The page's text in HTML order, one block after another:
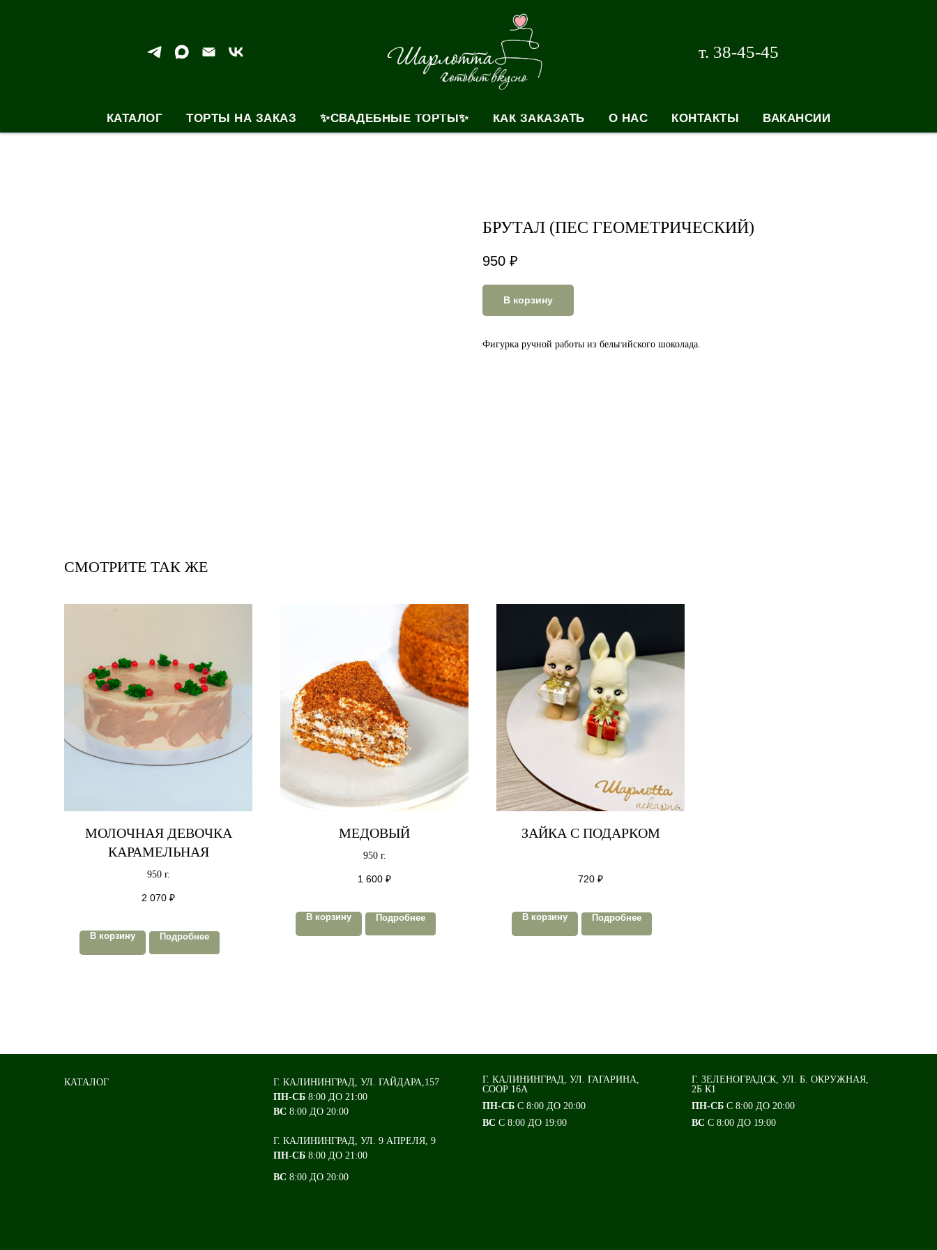
т. 38-45-45
КАТАЛОГ ТОРТЫ НА ЗАКАЗ ✨СВАДЕБНЫЕ ТОРТЫ✨ КАК ЗАКАЗАТЬ О НАС КОНТАКТЫ ВАКАНСИИ
БРУТАЛ (ПЕС ГЕОМЕТРИЧЕСКИЙ)
950 ₽
В корзину
Фигурка ручной работы из бельгийского шоколада.
СМОТРИТЕ ТАК ЖЕ
МОЛОЧНАЯ ДЕВОЧКА
КАРАМЕЛЬНАЯ
950 г.
2 070 ₽
В корзину Подробнее
МЕДОВЫЙ
950 г.
1 600 ₽
В корзину Подробнее
ЗАЙКА С ПОДАРКОМ
720 ₽
В корзину Подробнее
КАТАЛОГ
Г. КАЛИНИНГРАД, УЛ. ГАЙДАРА,157
ПН-СБ 8:00 ДО 21:00
ВС 8:00 ДО 20:00
Г. КАЛИНИНГРАД, УЛ. 9 АПРЕЛЯ, 9
ПН-СБ 8:00 ДО 21:00
ВС 8:00 ДО 20:00
Г. КАЛИНИНГРАД, УЛ. ГАГАРИНА,
СООР 16А
ПН-СБ С 8:00 ДО 20:00
ВС С 8:00 ДО 19:00
Г. ЗЕЛЕНОГРАДСК, УЛ. Б. ОКРУЖНАЯ,
2Б К1
ПН-СБ С 8:00 ДО 20:00
ВС С 8:00 ДО 19:00